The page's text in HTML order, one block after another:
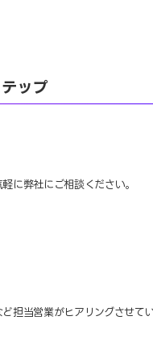
ップ
に弊社にご相談ください。
担当営業がヒアリングさせて